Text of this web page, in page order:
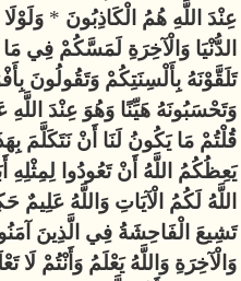
عِنْدَ اللَّهِ هُمُ الْكَاذِبُونَ *
الدُّنْيَا وَالْآخِرَةِ لَمَسَّكُمْ فِي
تَلَقَّوْنَهُ بِأَلْسِنَتِكُمْ وَتَقُولُونَ
وَتَحْسَبُونَهُ هَيِّنًا وَهُوَ عِنْدَ
قُلْتُمْ مَا يَكُونُ لَنَا أَنْ نَتَكَلَّمَ
يَعِظُكُمُ اللَّهُ أَنْ تَعُودُوا لِمِثْلِهِ
اللَّهُ لَكُمُ الْآيَاتِ وَاللَّهُ عَلِيمٌ
تَشِيعَ الْفَاحِشَةُ فِي الَّذِينَ
وَالْآخِرَةِ وَاللَّهُ يَعْلَمُ وَأَنْتُمْ لَا